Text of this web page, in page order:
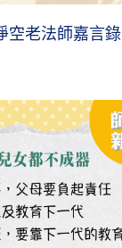
空老法師嘉言錄